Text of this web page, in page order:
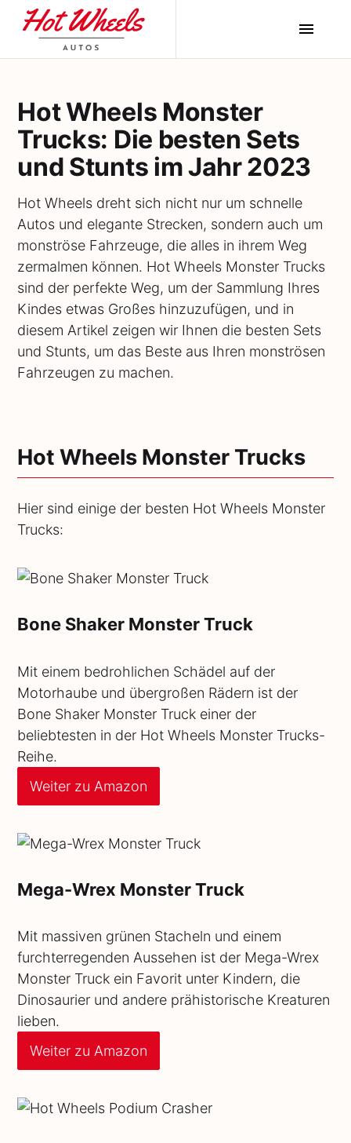
Hot Wheels Monster
Trucks: Die besten Sets
und Stunts im Jahr 2023
Hot Wheels dreht sich nicht nur um schnelle
Autos und elegante Strecken, sondern auch um
monströse Fahrzeuge, die alles in ihrem Weg
zermalmen können. Hot Wheels Monster Trucks
sind der perfekte Weg, um der Sammlung Ihres
Kindes etwas Großes hinzuzufügen, und in
diesem Artikel zeigen wir Ihnen die besten Sets
und Stunts, um das Beste aus Ihren monströsen
Fahrzeugen zu machen.
Hot Wheels Monster Trucks
Hier sind einige der besten Hot Wheels Monster
Trucks:
Bone Shaker Monster Truck
Mit einem bedrohlichen Schädel auf der
Motorhaube und übergroßen Rädern ist der
Bone Shaker Monster Truck einer der
beliebtesten in der Hot Wheels Monster Trucks-
Reihe.
Weiter zu Amazon
Mega-Wrex Monster Truck
Mit massiven grünen Stacheln und einem
furchterregenden Aussehen ist der Mega-Wrex
Monster Truck ein Favorit unter Kindern, die
Dinosaurier und andere prähistorische Kreaturen
lieben.
Weiter zu Amazon